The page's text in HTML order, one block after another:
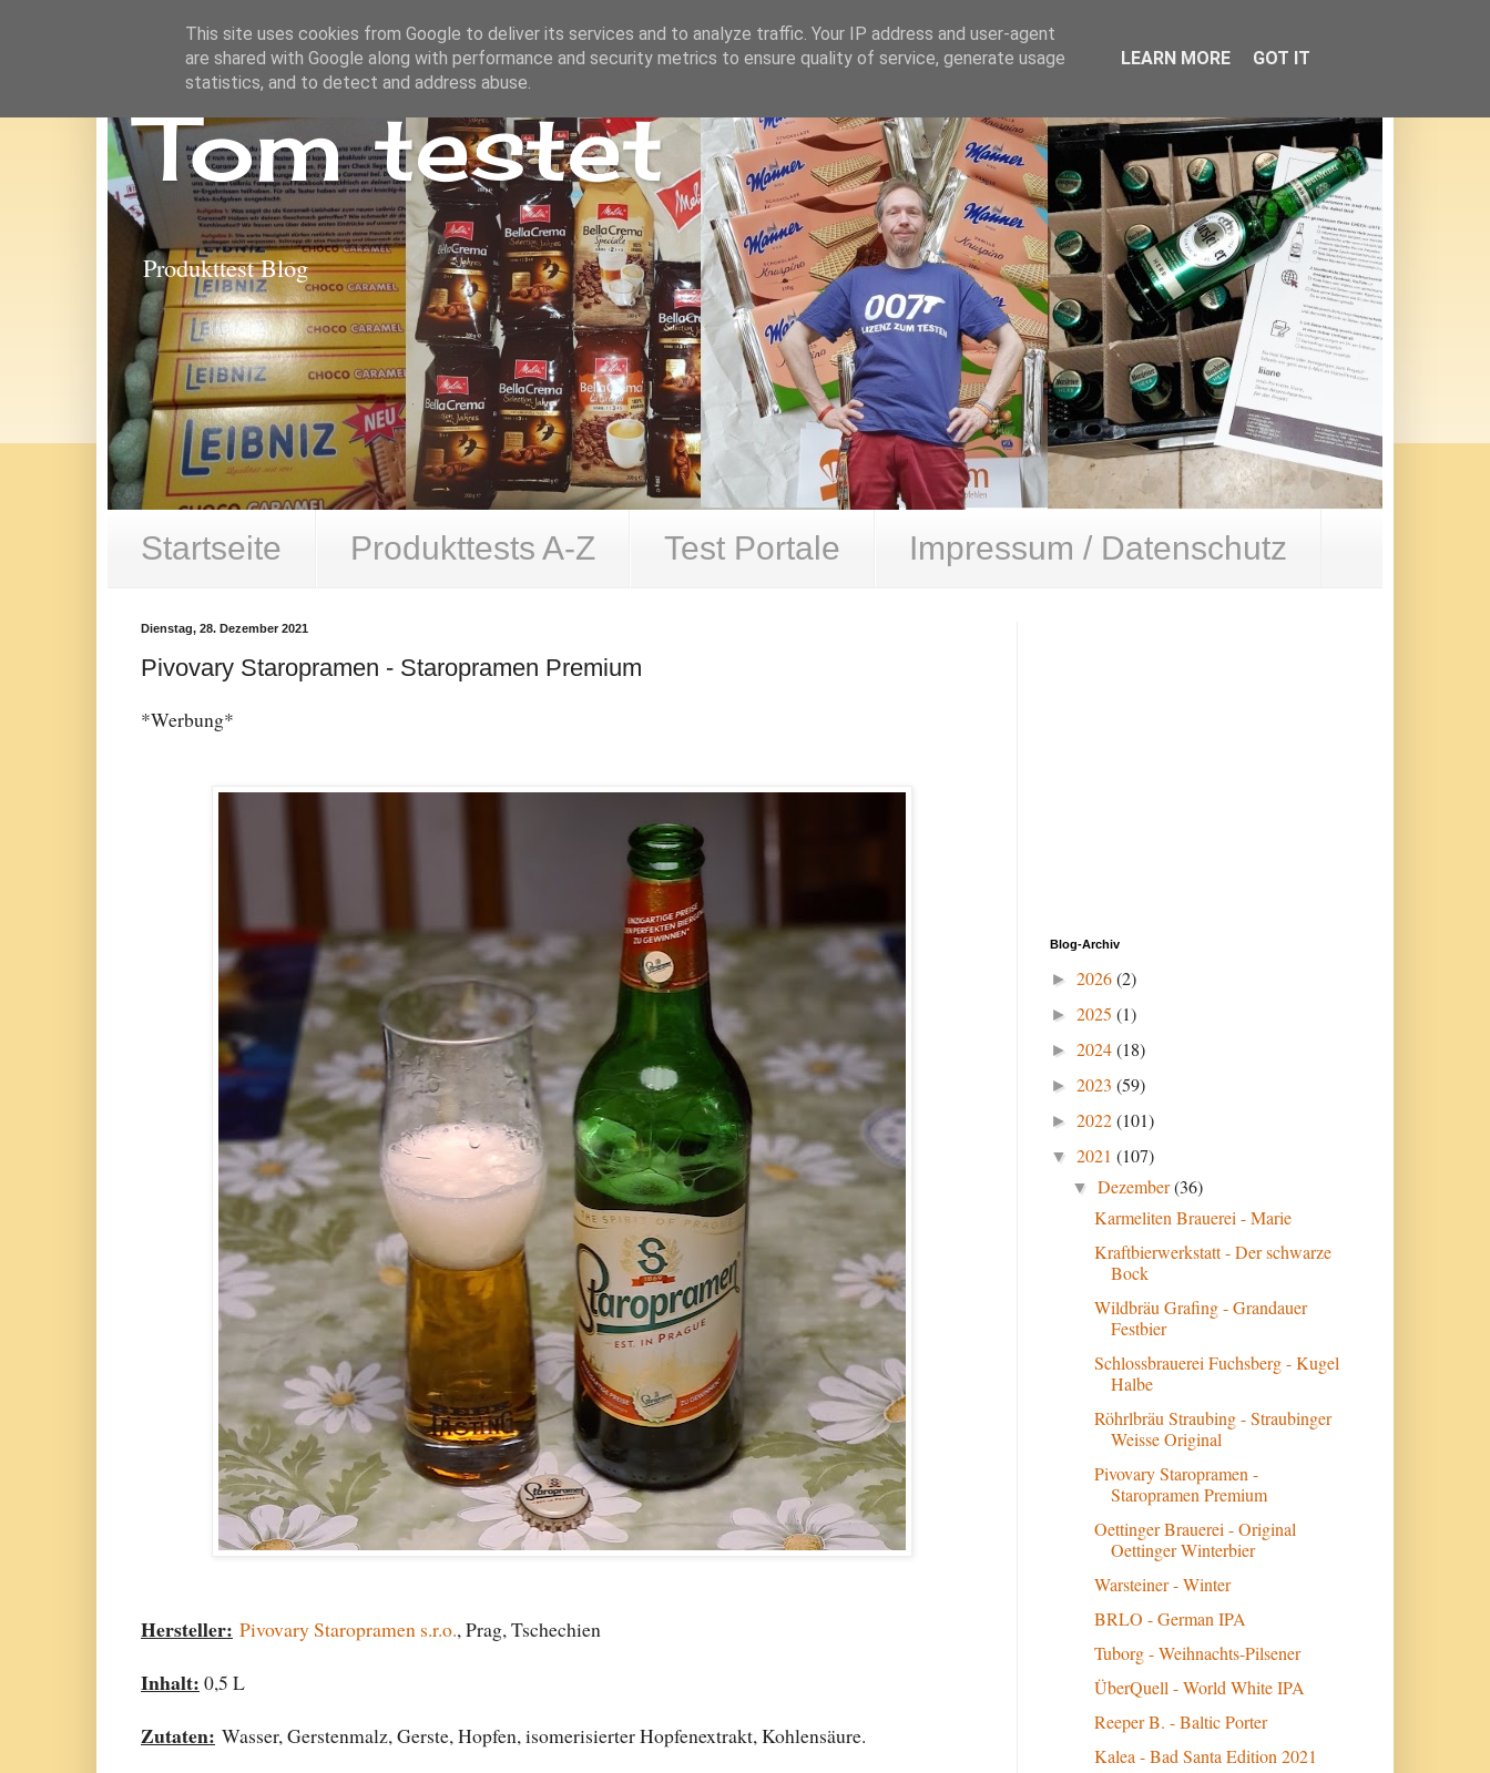
Tom testet
Produkttest Blog
Startseite Produkttests A-Z Test Portale Impressum / Datenschutz
Dienstag, 28. Dezember 2021
Pivovary Staropramen - Staropramen Premium
*Werbung*
Hersteller: Pivovary Staropramen s.r.o., Prag, Tschechien
Inhalt: 0,5 L
Zutaten: Wasser, Gerstenmalz, Gerste, Hopfen, isomerisierter Hopfenextrakt, Kohlensäure.
Blog-Archiv
► 2026(2)
► 2025 (1)
► 2024(18)
► 2023 (59)
► 2022(101)
▼ 2021 (107)
▼Dezember(36)
Karmeliten Brauerei - Marie
Kraftbierwerkstatt - Der schwarze
Bock
Wildbräu Grafing - Grandauer
Festbier
Schlossbrauerei Fuchsberg - Kugel
Halbe
Röhrlbräu Straubing - Straubinger
Weisse Original
Pivovary Staropramen -
Staropramen Premium
Oettinger Brauerei - Original
Oettinger Winterbier
Warsteiner - Winter
BRLO - German IPA
Tuborg - Weihnachts-Pilsener
ÜberQuell - World White IPA
Reeper B. - Baltic Porter
Kalea - Bad Santa Edition 2021
This site uses cookies from Google to deliver its services and to analyze traffic. Your IP address and user-agent
are shared with Google along with performance and security metrics to ensure quality of service, generate usage
statistics, and to detect and address abuse.
LEARN MORE GOT IT